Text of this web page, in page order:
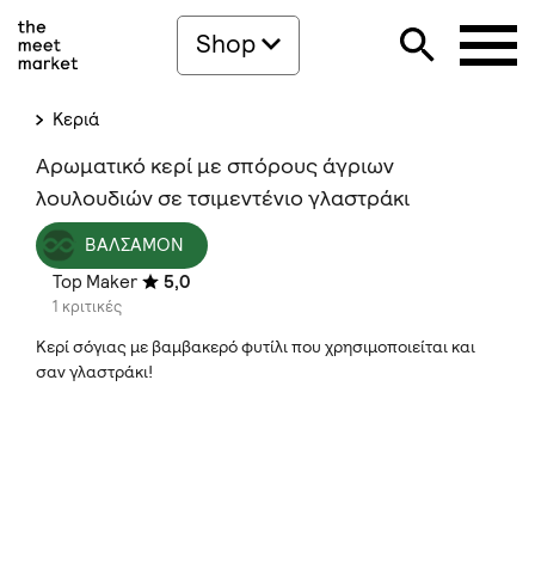
Shop
Κεριά
Αρωματικό κερί με σπόρους άγριων
λουλουδιών σε τσιμεντένιο γλαστράκι
ΒΑΛΣΑΜΟΝ
Top Maker
5,0
1 κριτικές
Κερί σόγιας με βαμβακερό φυτίλι που χρησιμοποιείται και
σαν γλαστράκι!